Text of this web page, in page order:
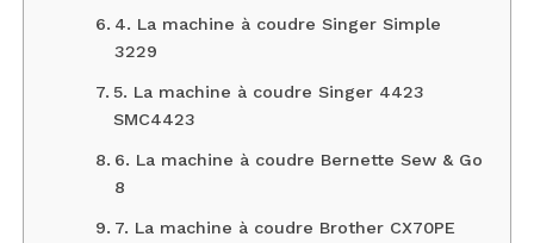
4. La machine à coudre Singer Simple
3229
5. La machine à coudre Singer 4423
SMC4423
6. La machine à coudre Bernette Sew & Go
8
7. La machine à coudre Brother CX70PE